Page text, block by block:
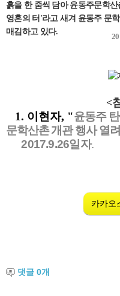
흙을 한 줌씩 담아 윤동주문학
영혼의 터'라고 새겨 윤동주 문
매김하고 있다.
<
1. 이현자, "윤동주
문학산촌 개관 행사 열
2017.9.26일자.
카카오
댓글 0개